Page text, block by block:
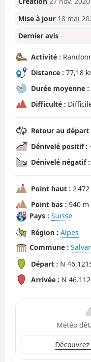
Mise à jour 18 mai
Dernier avis –
Activité :
Distance : 77,18
Durée moyenne :
Difficulté :
Retour au départ
Dénivelé positif :
Dénivelé négatif :
Point haut : 2
Point bas : 940 m
Pays : Suisse
Région : Alpes
Commune :
Départ : N
Arrivée : N
Météo